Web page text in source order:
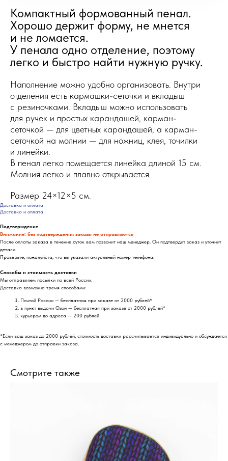
Компактный формованный пенал.
Хорошо держит форму, не мнется
и не ломается.
У пенала одно отделение, поэтому
легко и быстро найти нужную ручку.
Наполнение можно удобно организовать. Внутри
отделения есть кармашки-сеточки и вкладыш
с резиночками. Вкладыш можно использовать
для ручек и простых карандашей, карман-
сеточкой — для цветных карандашей, а карман-
сеточкой на молнии — для ножниц, клея, точилки
и линейки.
В пенал легко помещается линейка длиной 15 см.
Молния легко и плавно открывается.
Размер 24×12×5 см.
Доставка и оплата
Доставка и оплата
Подтверждение
Внимание: без подтверждения заказы не отправляются
После оплаты заказа в течение суток вам позвонит наш менеджер. Он подтвердит заказ и уточнит
детали.
Проверьте, пожалуйста, что вы указали актуальный номер телефона.
Способы и стоимость доставки
Мы отправляем посылки по всей России.
Доставка возможна тремя способами:
Почтой России — бесплатная при заказе от 2000 рублей*
в пункт выдачи Озон — бесплатная при заказе от 2000 рублей*
курьером до адреса — 200 рублей.
*Если ваш заказ до 2000 рублей, стоимость доставки рассчитывается индивидуально и обсуждается
с менеджером до отправки заказа.
Смотрите также